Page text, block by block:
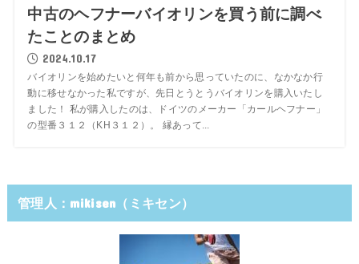
中古のヘフナーバイオリンを買う前に調べ
たことのまとめ
2024.10.17
バイオリンを始めたいと何年も前から思っていたのに、なかなか行
動に移せなかった私ですが、先日とうとうバイオリンを購入いたし
ました！ 私が購入したのは、ドイツのメーカー「カールヘフナー」
の型番３１２（KH３１２）。 縁あって...
管理人：mikisen（ミキセン）